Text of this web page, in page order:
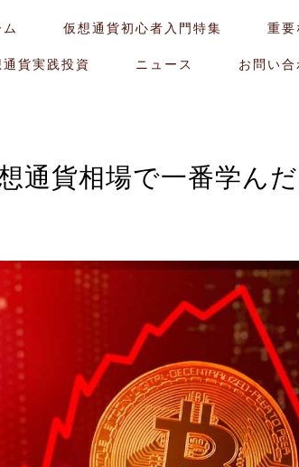
仮想通貨初心者入門特集 重要
通貨実践投資 ニュース お問い合
通貨相場で一番学ん